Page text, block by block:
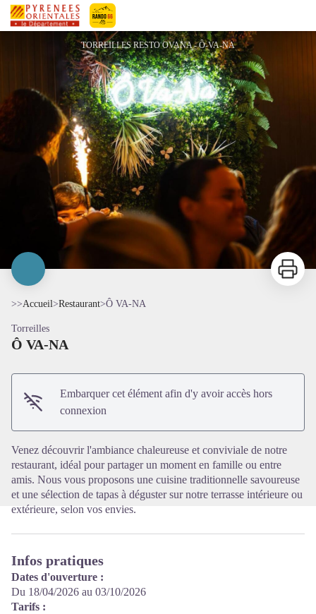
Pyrénées-Orientales Le Département
Ô VA-NA
TORREILLES RESTO OVANA - Ô-VA-NA
Voir l'image en plein écran
Imprimer
>>Accueil>Restaurant>Ô VA-NA
Torreilles
Ô VA-NA
Embarquer cet élément afin d'y avoir accès hors
connexion
Venez découvrir l'ambiance chaleureuse et conviviale de notre
restaurant, idéal pour partager un moment en famille ou entre
amis. Nous vous proposons une cuisine traditionnelle savoureuse
et une sélection de tapas à déguster sur notre terrasse intérieure ou
extérieure, selon vos envies.
Infos pratiques
Dates d'ouverture :
Du 18/04/2026 au 03/10/2026
Tarifs :